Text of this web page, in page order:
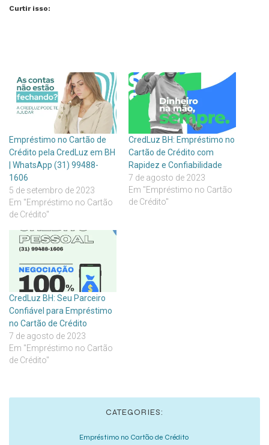
Curtir isso:
Empréstimo no Cartão de
Crédito pela CredLuz em BH
| WhatsApp (31) 99488-
1606
5 de setembro de 2023
Em "Empréstimo no Cartão
de Crédito"
CredLuz BH: Empréstimo no
Cartão de Crédito com
Rapidez e Confiabilidade
7 de agosto de 2023
Em "Empréstimo no Cartão
de Crédito"
CredLuz BH: Seu Parceiro
Confiável para Empréstimo
no Cartão de Crédito
7 de agosto de 2023
Em "Empréstimo no Cartão
de Crédito"
CATEGORIES:
Empréstimo no Cartão de Crédito